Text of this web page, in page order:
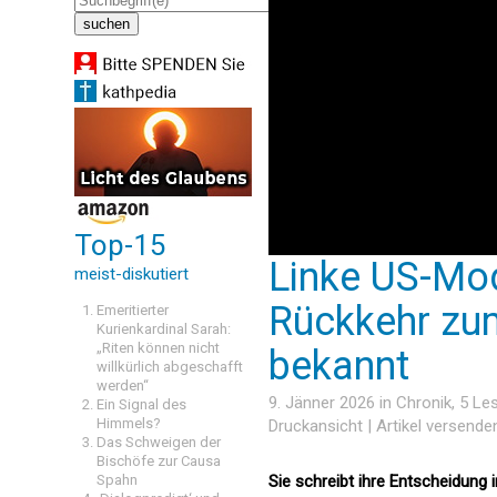
Top-15
meist-diskutiert
Emeritierter
Kurienkardinal Sarah:
„Riten können nicht
willkürlich abgeschafft
werden“
Ein Signal des
Himmels?
Das Schweigen der
Bischöfe zur Causa
Spahn
Linke US-
Rückkehr
bekannt
9. Jänner 2026 in Chronik, 5
Druckansicht | Artikel
Sie schreibt ihre Entscheidung